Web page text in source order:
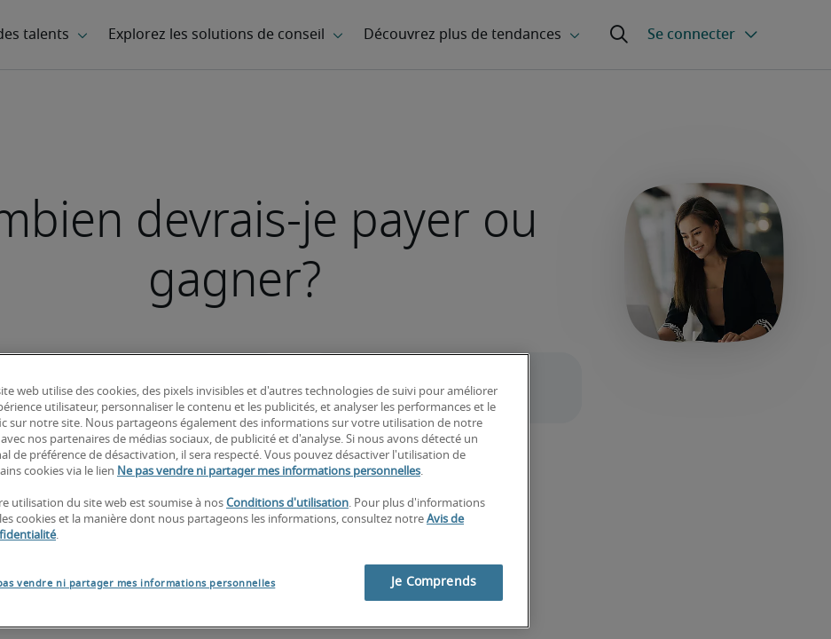
devrais-je payer ou
gagner?
web utilise des cookies, des pixels invisibles et d'autres technologies de suivi pour améliorer
utilisateur, personnaliser le contenu et les publicités, et analyser les performances et le
sur notre site. Nous partageons également des informations sur votre utilisation de notre
nos partenaires de médias sociaux, de publicité et d'analyse. Si nous avons détecté un
de préférence de désactivation, il sera respecté. Vous pouvez désactiver l'utilisation de
cookies via le lien Ne pas vendre ni partager mes informations personnelles.
utilisation du site web est soumise à nos Conditions d'utilisation. Pour plus d'informations
cookies et la manière dont nous partageons les informations, consultez notre Avis de
.
vendre ni partager mes informations personnelles Je Comprends